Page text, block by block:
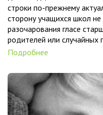
строки по-прежнему
сторону учащихся школ
разочарования гласе
родителей или случайных
Подробнее